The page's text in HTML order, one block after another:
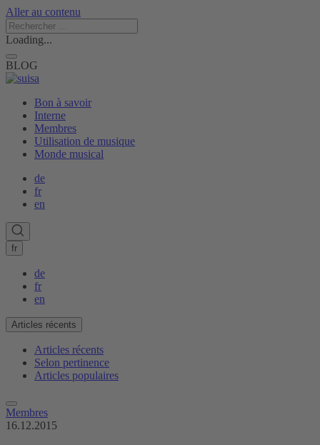
Aller au contenu
Loading...
BLOG
Bon à savoir
Interne
Membres
Utilisation de musique
Monde musical
de
fr
en
fr
de
fr
en
Articles récents
Articles récents
Selon pertinence
Articles populaires
Membres
16.12.2015